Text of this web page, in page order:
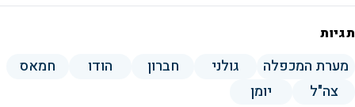
תגיות
מערת המכפלה גולני חברון הודו
חמאס
צה"ל
יומן